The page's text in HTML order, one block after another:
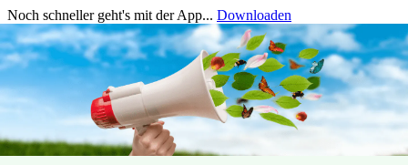
Noch schneller geht's mit der App... Downloaden